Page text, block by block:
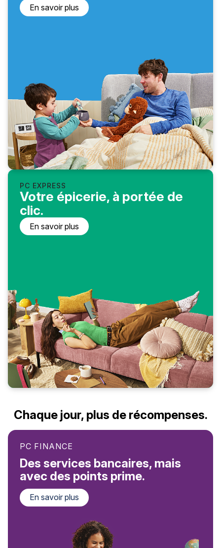
PC EXPRESS
Votre épicerie, à portée de
clic.
En savoir plus
En savoir plus
Chaque jour, plus de récompenses.
PC FINANCE
Des services bancaires, mais
avec des points prime.
En savoir plus